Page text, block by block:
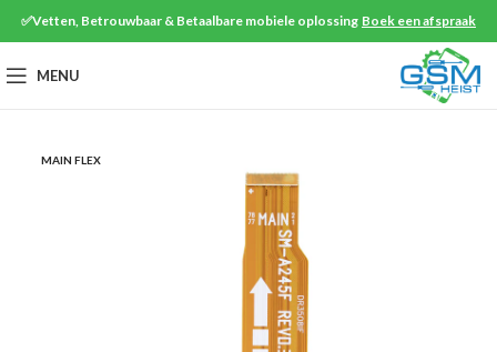
✅Vetten, Betrouwbaar & Betaalbare mobiele oplossing Boek een afspraak
MENU
MAIN FLEX